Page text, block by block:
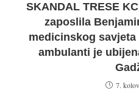
SKANDAL TRESE
zaposlila
medicinskog
ambulanti je
7.